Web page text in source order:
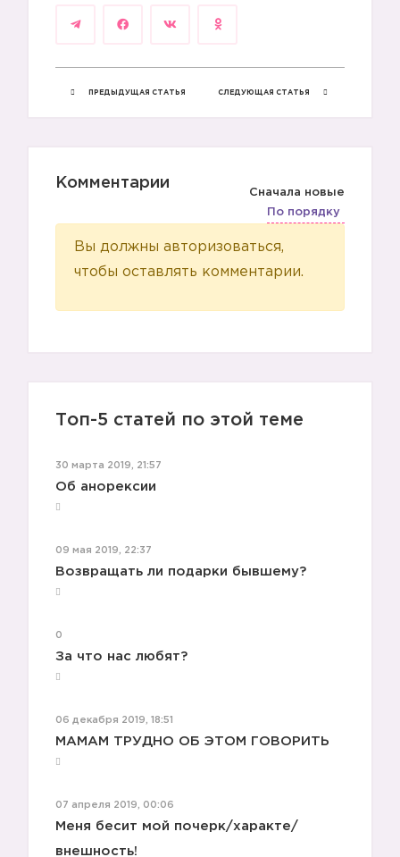
ПРЕДЫДУЩАЯ СТАТЬЯ СЛЕДУЮЩАЯ СТАТЬЯ
Комментарии
Сначала новые
По порядку
Вы должны авторизоваться,
чтобы оставлять комментарии.
Топ-5 статей по этой теме
30 марта 2019, 21:57
Об анорексии
09 мая 2019, 22:37
Возвращать ли подарки бывшему?
0
За что нас любят?
06 декабря 2019, 18:51
МАМАМ ТРУДНО ОБ ЭТОМ ГОВОРИТЬ
07 апреля 2019, 00:06
Меня бесит мой почерк/характе/
внешность!